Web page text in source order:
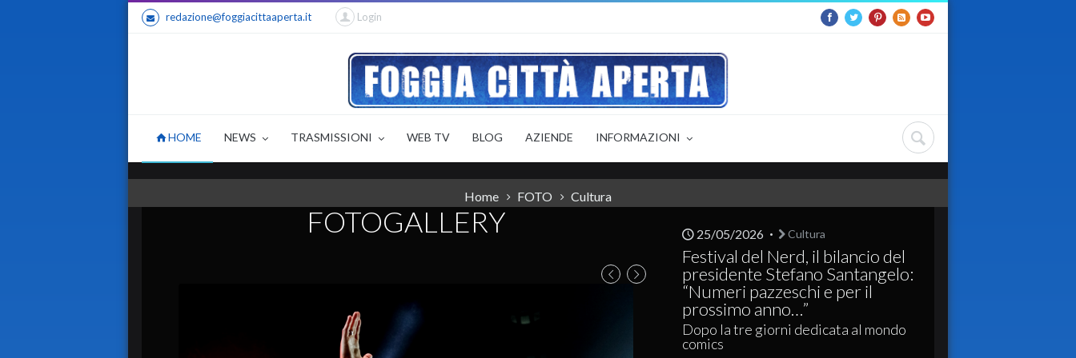
redazione@foggiacittaaperta.it Login
HOME NEWS TRASMISSIONI WEB TV BLOG AZIENDE INFORMAZIONI
Home FOTO Cultura
FOTOGALLERY 25/05/2026 Cultura
Festival del Nerd, il bilancio del
presidente Stefano Santangelo:
“Numeri pazzeschi e per il
prossimo anno…”
Dopo la tre giorni dedicata al mondo
comics